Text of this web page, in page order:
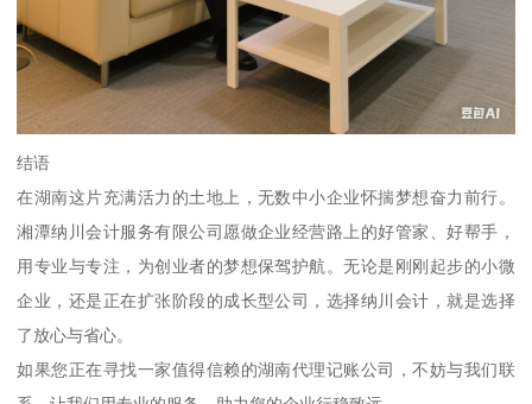
结语
在湖南这片充满活力的土地上，无数中小企业怀揣梦想奋力前行。
湘潭纳川会计服务有限公司愿做企业经营路上的好管家、好帮手，
用专业与专注，为创业者的梦想保驾护航。无论是刚刚起步的小微
企业，还是正在扩张阶段的成长型公司，选择纳川会计，就是选择
了放心与省心。
如果您正在寻找一家值得信赖的湖南代理记账公司，不妨与我们联